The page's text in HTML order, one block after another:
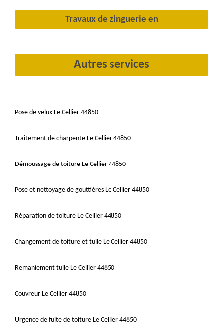
Travaux de zinguerie en
Autres services
Pose de velux Le Cellier 44850
Traitement de charpente Le Cellier 44850
Démoussage de toiture Le Cellier 44850
Pose et nettoyage de gouttières Le Cellier 44850
Réparation de toiture Le Cellier 44850
Changement de toiture et tuile Le Cellier 44850
Remaniement tuile Le Cellier 44850
Couvreur Le Cellier 44850
Urgence de fuite de toiture Le Cellier 44850